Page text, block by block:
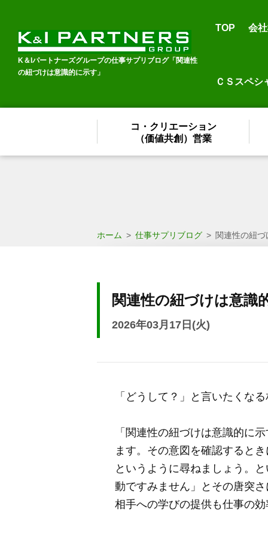
K＆Iパートナーズグループの仕事サプリブログ「関連性
の紐づけは意識的に示す」
TOP 会
ＣＳスペシ
コ・クリエーション
（価値共創）営業
ホーム > 仕事サプリブログ > 関連性の紐
関連性の紐づけは意識
2026年03月17日(火)
「どうして？」と言いたくな
「関連性の紐づけは意識的に
ます。その意図を確認すると
というように尋ねましょう。
動ですみません」とその唐突
相手への学びの提供も仕事の